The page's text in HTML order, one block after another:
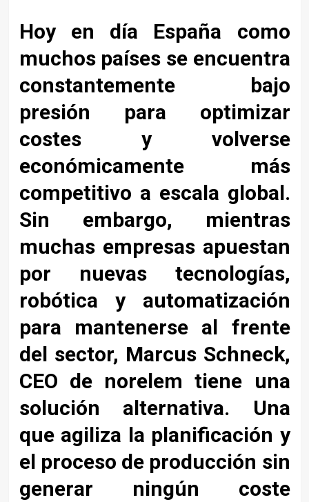
Hoy en día España como
muchos países se encuentra
constantemente bajo
presión para optimizar
costes y volverse
económicamente más
competitivo a escala global.
Sin embargo, mientras
muchas empresas apuestan
por nuevas tecnologías,
robótica y automatización
para mantenerse al frente
del sector, Marcus Schneck,
CEO de norelem tiene una
solución alternativa. Una
que agiliza la planificación y
el proceso de producción sin
generar ningún coste